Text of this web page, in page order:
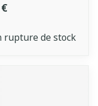
rupture de stock